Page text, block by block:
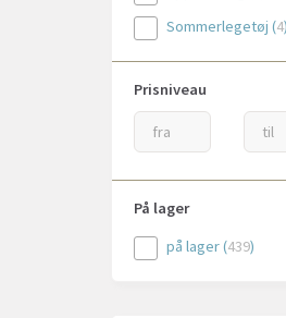
Nobby(1)
Nordic Paws(12)
Outward Hound(
Party Pets
Pawise(29)
Sommerlegetøj (4)
Prisniveau
På lager
på lager(439)